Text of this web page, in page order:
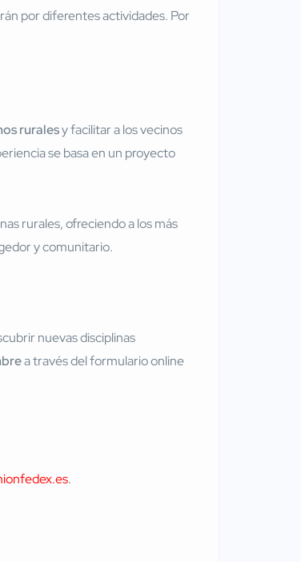
por diferentes actividades. Por
ruralesy facilitar a los vecinos
se basa en un proyecto
rurales, ofreciendo a los más
y comunitario.
nuevas disciplinas
a través del formulario online
.